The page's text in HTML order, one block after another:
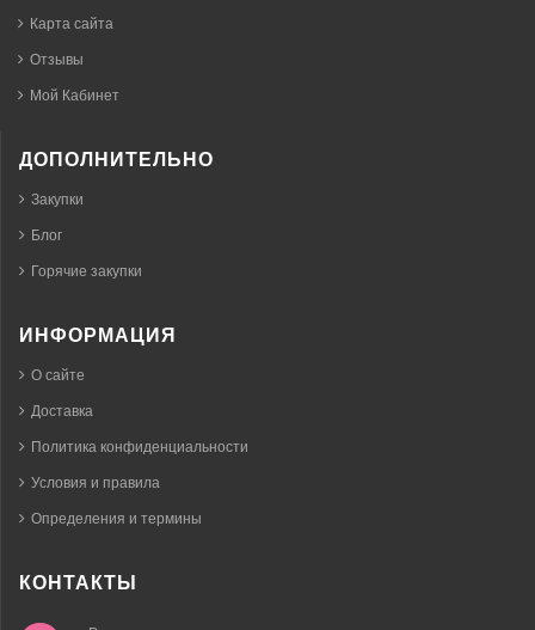
Карта сайта
Отзывы
Мой Кабинет
ДОПОЛНИТЕЛЬНО
Закупки
Блог
Горячие закупки
ИНФОРМАЦИЯ
О сайте
Доставка
Политика конфиденциальности
Условия и правила
Определения и термины
КОНТАКТЫ